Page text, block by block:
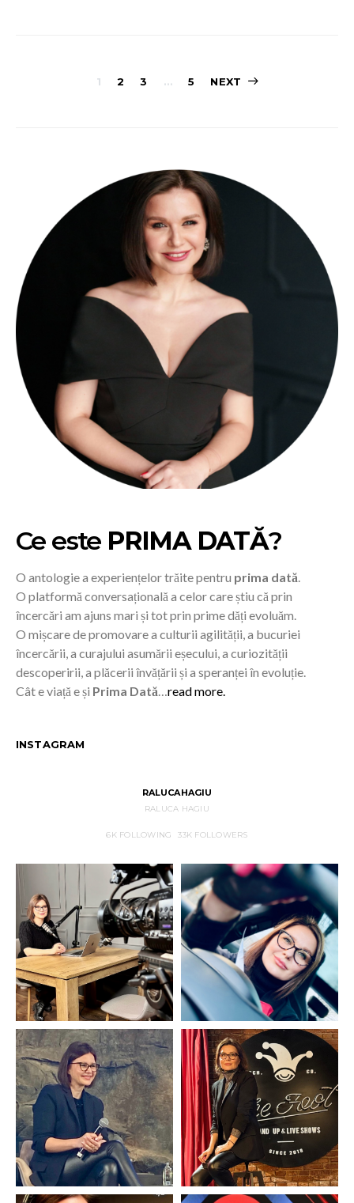
Posts
1 2 3 … 5 NEXT
Ce este PRIMA DATĂ?
O antologie a experiențelor trăite pentru prima dată.
O platformă conversațională a celor care știu că prin
încercări am ajuns mari și tot prin prime dăți evoluăm.
O mișcare de promovare a culturii agilității, a bucuriei
încercării, a curajului asumării eșecului, a curiozității
descoperirii, a plăcerii învățării și a speranței în evoluție.
Cât e viață e și Prima Dată…read more.
INSTAGRAM
RALUCAHAGIU
RALUCA HAGIU
6KFOLLOWING 33K FOLLOWERS